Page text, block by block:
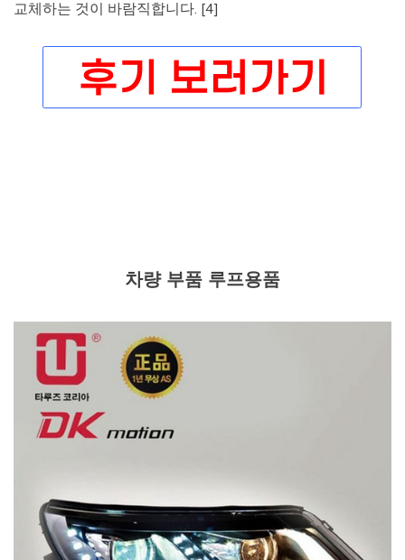
교체하는 것이 바람직합니다. [4]
차량 부품 루프용품